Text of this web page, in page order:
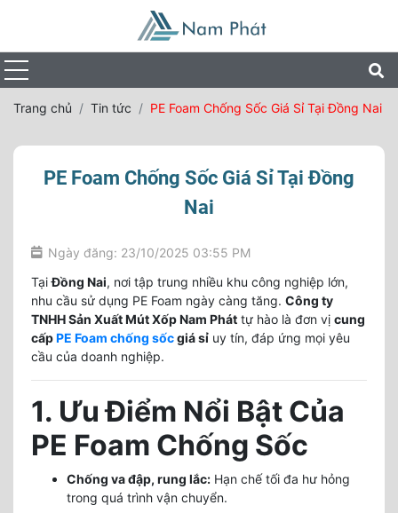
Trang chủ Tin tức PE Foam Chống Sốc Giá Sỉ Tại Đồng Nai
PE Foam Chống Sốc Giá Sỉ Tại Đồng
Nai
Ngày đăng: 23/10/2025 03:55 PM
TạiĐồng Nai, nơi tập trung nhiều khu công nghiệp lớn,
nhu cầu sử dụng PE Foam ngày càng tăng. Công ty
TNHH Sản Xuất Mút Xốp Nam Phát tự hào là đơn vị cung
cấpPE Foam chống sốcgiá sỉ uy tín, đáp ứng mọi yêu
cầu của doanh nghiệp.
1. Ưu Điểm Nổi Bật Của
PE Foam Chống Sốc
Chống va đập, rung lắc: Hạn chế tối đa hư hỏng
trong quá trình vận chuyển.